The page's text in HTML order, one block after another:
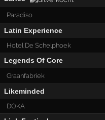
Paradiso
Latin Experience
Hotel De Schelphoek
Legends Of Core
Graanfabriek
Likeminded
DOKA